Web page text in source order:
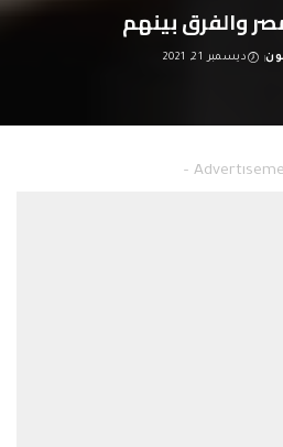
والفرق بينهم
ديسمبر 21, 2021